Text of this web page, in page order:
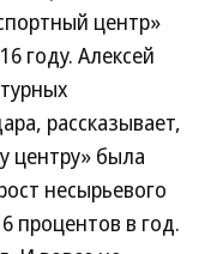
центр»
году. Алексей
рассказывает,
центру» была
несырьевого
процентов в год.